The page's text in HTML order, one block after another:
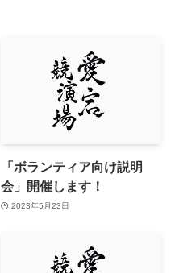
「ボランティア向け説明
会」開催します！
2023年5月23日